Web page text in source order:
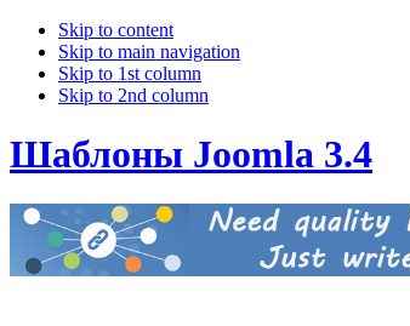
Skip to content
Skip to main navigation
Skip to 1st column
Skip to 2nd column
Шаблоны Joomla 3.4